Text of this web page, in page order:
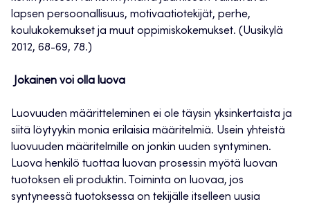
lapsen persoonallisuus, motivaatiotekijät, perhe,
koulukokemukset ja muut oppimiskokemukset. (Uusikylä
2012, 68-69, 78.)
Jokainen voi olla luova
Luovuuden määritteleminen ei ole täysin yksinkertaista ja
siitä löytyykin monia erilaisia määritelmiä. Usein yhteistä
luovuuden määritelmille on jonkin uuden syntyminen.
Luova henkilö tuottaa luovan prosessin myötä luovan
tuotoksen eli produktin. Toiminta on luovaa, jos
syntyneessä tuotoksessa on tekijälle itselleen uusia